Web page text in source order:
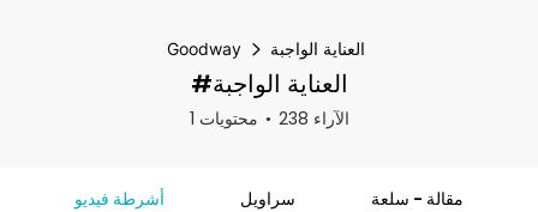
Goodway العناية الواجبة
#العناية الواجبة
1 محتويات 238 الآراء
أشرطة فيديو سراويل مقالة - سلعة